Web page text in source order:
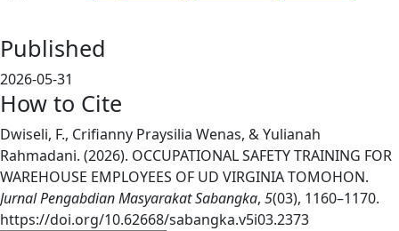
Published
2026-05-31
How to Cite
Dwiseli, F., Crifianny Praysilia Wenas, & Yulianah
Rahmadani. (2026). OCCUPATIONAL SAFETY TRAINING FOR
WAREHOUSE EMPLOYEES OF UD VIRGINIA TOMOHON.
Jurnal Pengabdian Masyarakat Sabangka, 5(03), 1160–1170.
https://doi.org/10.62668/sabangka.v5i03.2373